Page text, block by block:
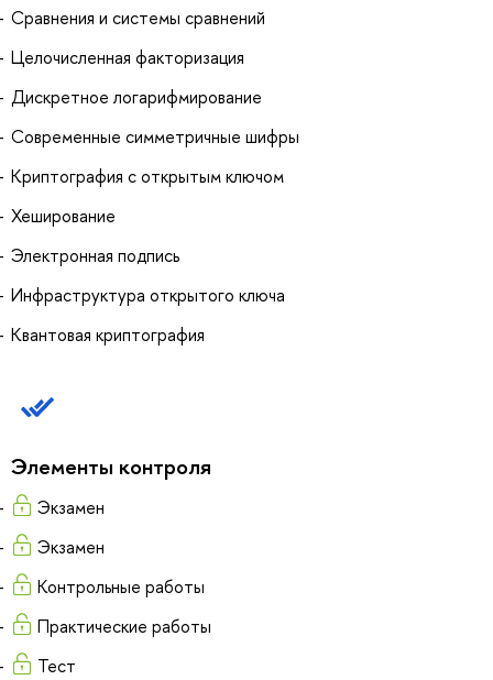
Сравнения и системы сравнений
Целочисленная факторизация
Дискретное логарифмирование
Современные симметричные шифры
Криптография с открытым ключом
Хеширование
Электронная подпись
Инфраструктура открытого ключа
Квантовая криптография
Элементы контроля
Экзамен
Экзамен
Контрольные работы
Практические работы
Тест